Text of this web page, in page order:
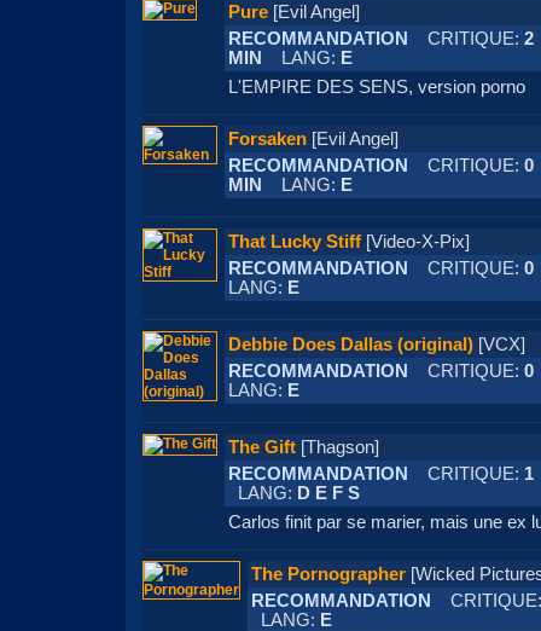
Pure [Evil Angel]
RECOMMANDATION
CRITIQUE: 2
MIN
LANG: E
L'EMPIRE DES SENS, version porno
Forsaken [Evil Angel]
RECOMMANDATION
CRITIQUE: 0
MIN
LANG: E
That Lucky Stiff [Video-X-Pix]
RECOMMANDATION
CRITIQUE: 0
LANG: E
Debbie Does Dallas (original)
RECOMMANDATION
CRITIQUE: 0
LANG: E
The Gift [Thagson]
RECOMMANDATION
CRITIQUE: 1
LANG: D E F S
Carlos finit par se marier, mais une ex
The Pornographer [Wicked
RECOMMANDATION
LANG: E